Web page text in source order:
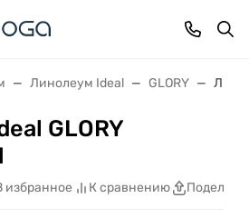
Линолеум Ideal GLORY
GLORY
избранное К сравнению